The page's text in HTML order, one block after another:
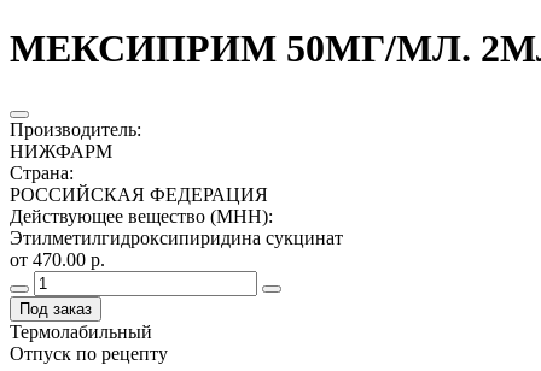
МЕКСИПРИМ 50МГ/МЛ.
Производитель:
НИЖФАРМ
Страна:
РОССИЙСКАЯ ФЕДЕРАЦИЯ
Действующее вещество (МНН):
Этилметилгидроксипиридина сукцинат
от 470.00 р.
Под заказ
Термолабильный
Отпуск по рецепту